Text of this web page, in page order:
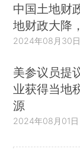
中国土地财
地财政大降
2024年08月30日
美参议员提
业获得当地
源
2024年08月01日